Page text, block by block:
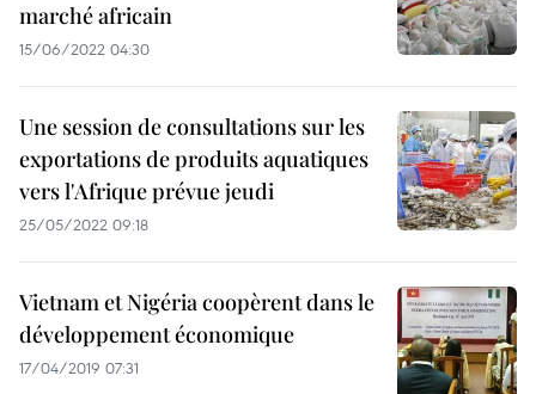
marché africain
15/06/2022 04:30
Une session de consultations sur les
exportations de produits aquatiques
vers l'Afrique prévue jeudi
25/05/2022 09:18
Vietnam et Nigéria coopèrent dans le
développement économique
17/04/2019 07:31